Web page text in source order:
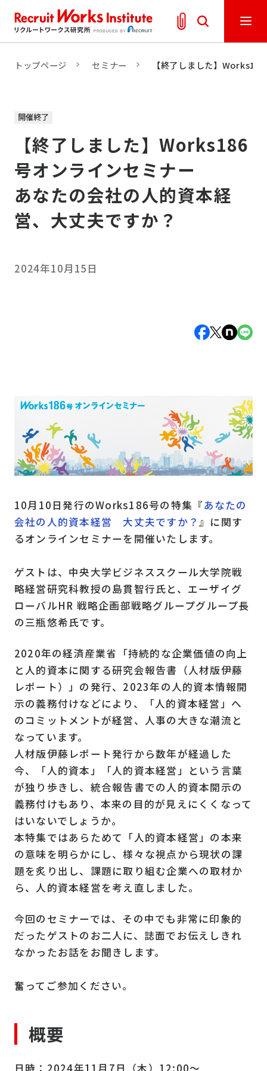
トップページ セミナー 【終了しました】
開催終了
【終了しました】Works186
号オンラインセミナー
あなたの会社の人的資本経
営、大丈夫ですか？
2024年10月15日
10月10日発行のWorks186号の特集『あなたの
会社の人的資本経営 大丈夫ですか？』に関す
るオンラインセミナーを開催いたします。
ゲストは、中央大学ビジネススクール大学院戦
略経営研究科教授の島貫智行氏と、エーザイグ
ローバルHR 戦略企画部戦略グループグループ長
の三瓶悠希氏です。
2020年の経済産業省「持続的な企業価値の向上
と人的資本に関する研究会報告書（人材版伊藤
レポート）」の発行、2023年の人的資本情報開
示の義務付けなどにより、「人的資本経営」へ
のコミットメントが経営、人事の大きな潮流と
なっています。
人材版伊藤レポート発行から数年が経過した
今、「人的資本」「人的資本経営」という言葉
が独り歩きし、統合報告書での人的資本開示の
義務付けもあり、本来の目的が見えにくくなって
はいないでしょうか。
本特集ではあらためて「人的資本経営」の本来
の意味を明らかにし、様々な視点から現状の課
題を炙り出し、課題に取り組む企業への取材か
ら、人的資本経営を考え直しました。
今回のセミナーでは、その中でも非常に印象的
だったゲストのお二人に、誌面でお伝えしきれ
なかったお話をお聞きします。
奮ってご参加ください。
概要
日時：2024年11月7日（木）12:00～